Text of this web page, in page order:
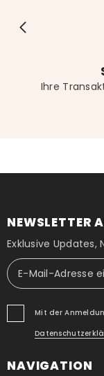
Ihre
NEWSLETTER
Exklusive
Mit der
NAVIGATION